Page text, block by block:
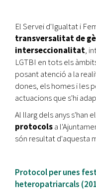
El Servei d'Igualtat i
transversalitat de
interseccionalitat,
LGTBI en tots els
posant atenció a la
dones, els homes i les
actuacions que s'hi
Al llarg dels anys s'han
protocolsa
són resultat d'aquesta
Protocol per unes
heteropatriarcals